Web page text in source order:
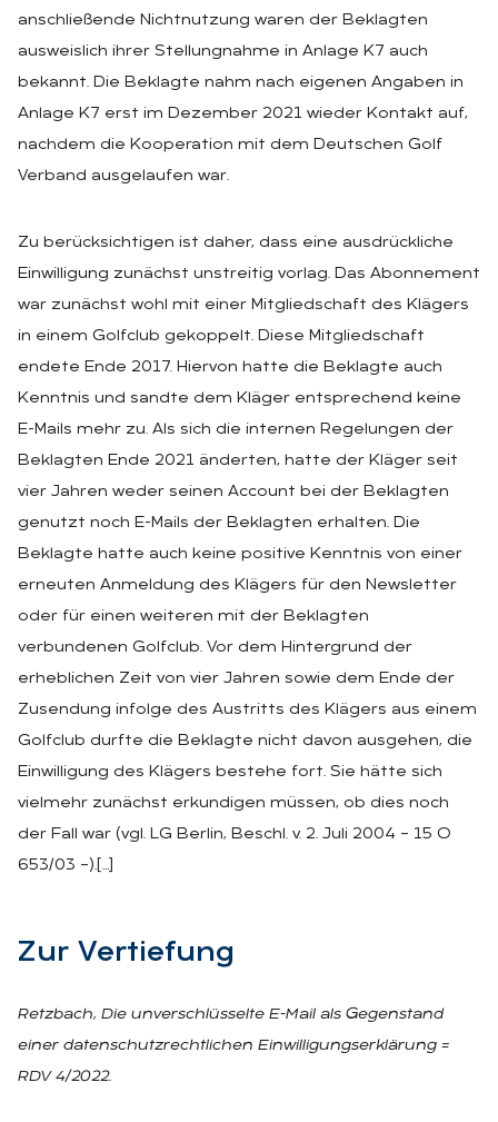
anschließende Nichtnutzung waren der Beklagten
ausweislich ihrer Stellungnahme in Anlage K7 auch
bekannt. Die Beklagte nahm nach eigenen Angaben in
Anlage K7 erst im Dezember 2021 wieder Kontakt auf,
nachdem die Kooperation mit dem Deutschen Golf
Verband ausgelaufen war.
Zu berücksichtigen ist daher, dass eine ausdrückliche
Einwilligung zunächst unstreitig vorlag. Das Abonnement
war zunächst wohl mit einer Mitgliedschaft des Klägers
in einem Golfclub gekoppelt. Diese Mitgliedschaft
endete Ende 2017. Hiervon hatte die Beklagte auch
Kenntnis und sandte dem Kläger entsprechend keine
E-Mails mehr zu. Als sich die internen Regelungen der
Beklagten Ende 2021 änderten, hatte der Kläger seit
vier Jahren weder seinen Account bei der Beklagten
genutzt noch E-Mails der Beklagten erhalten. Die
Beklagte hatte auch keine positive Kenntnis von einer
erneuten Anmeldung des Klägers für den Newsletter
oder für einen weiteren mit der Beklagten
verbundenen Golfclub. Vor dem Hintergrund der
erheblichen Zeit von vier Jahren sowie dem Ende der
Zusendung infolge des Austritts des Klägers aus einem
Golfclub durfte die Beklagte nicht davon ausgehen, die
Einwilligung des Klägers bestehe fort. Sie hätte sich
vielmehr zunächst erkundigen müssen, ob dies noch
der Fall war (vgl. LG Berlin, Beschl. v. 2. Juli 2004 – 15 O
653/03 –).[…]
Zur Ver­tie­fung
Retzbach, Die unverschlüsselte E-Mail als Gegenstand
einer datenschutzrechtlichen Einwilligungserklärung =
RDV 4/2022.